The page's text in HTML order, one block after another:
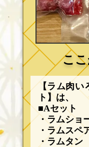
こ
【ラム肉
ト】は、
■Aセット
・ラムショ
・ラムスペ
・ラムタン